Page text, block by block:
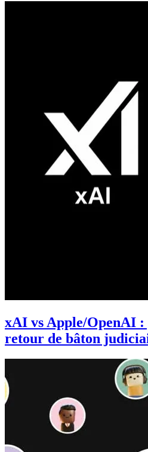
xAI vs Apple/OpenAI :
retour de bâton